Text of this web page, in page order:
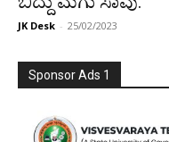
JK Desk - 25/02/2023
Sponsor Ads 1